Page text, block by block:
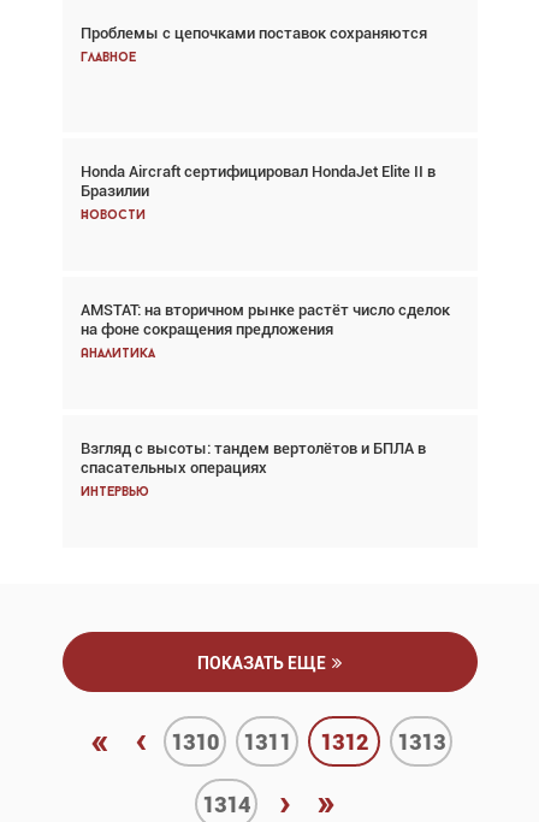
Проблемы с цепочками поставок сохраняются
Главное
Honda Aircraft сертифицировал HondaJet Elite II в
Бразилии
Новости
AMSTAT: на вторичном рынке растёт число сделок
на фоне сокращения предложения
Аналитика
Взгляд с высоты: тандем вертолётов и БПЛА в
спасательных операциях
Интервью
Взгляд с высоты: тандем вертолётов и БПЛА в
спасательных операциях
Авиационный фотограф Дэйв Кох: «Фотография
говорит сама за себя... а ИИ всё портит»
Новости
Проблемы с цепочками поставок сохраняются
Аналитика
Частный самолёт – это актив. Подходите к
покупке соответствующим образом
Интервью
ПОКАЗАТЬ ЕЩЕ
« ‹ 1310 1311 1312 1313
1314 › »